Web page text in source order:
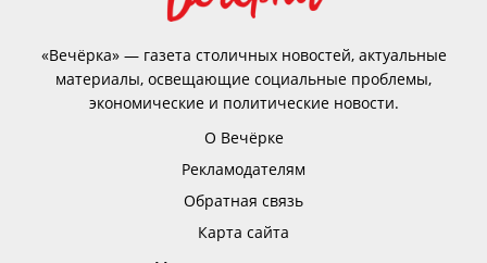
«Вечёрка» — газета столичных новостей, актуальные
материалы, освещающие социальные проблемы,
экономические и политические новости.
О Вечёрке
Рекламодателям
Обратная связь
Карта сайта